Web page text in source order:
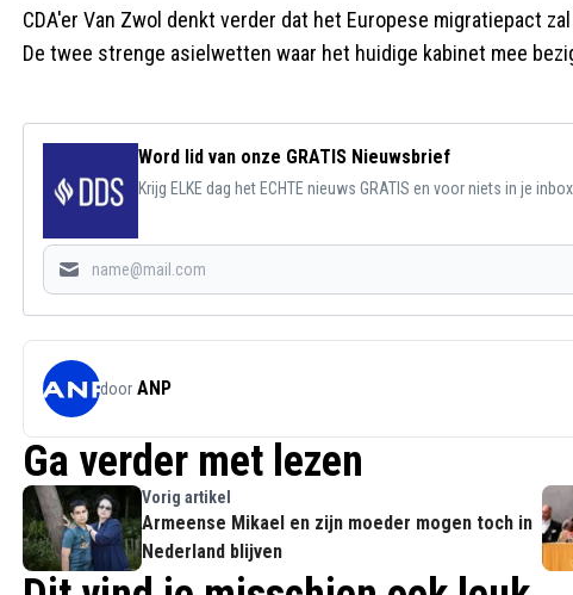
CDA'er Van Zwol denkt verder dat het Europese migratiepact
De twee strenge asielwetten waar het huidige kabinet mee
Word lid van onze GRATIS Nieuwsbrief
Krijg ELKE dag het ECHTE nieuws GRATIS en voor niets in je
door ANP
Ga verder met lezen
Vorig artikel
Armeense Mikael en zijn moeder mogen toch in
Nederland blijven